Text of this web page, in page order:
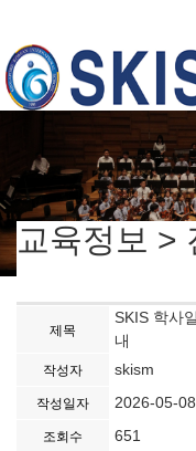
교육정보 >
제목
SKIS 학사
내
작성자 skism
작성일자 2026-05-08
조회수 651